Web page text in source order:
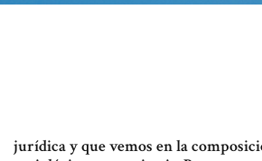
jurídica y que vemos en la